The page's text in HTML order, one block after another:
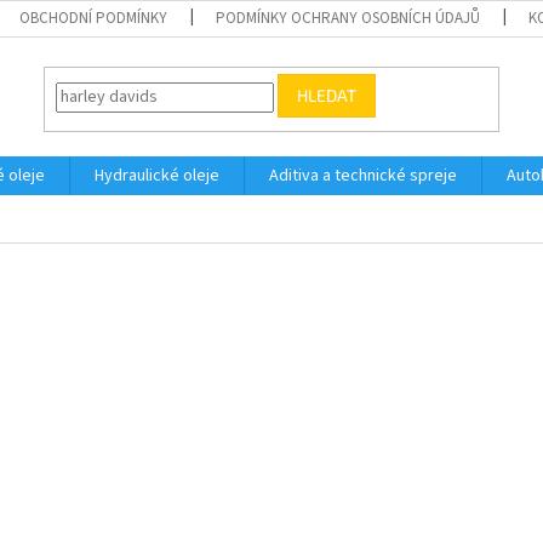
OBCHODNÍ PODMÍNKY PODMÍNKY OCHRANY OSOBNÍCH ÚDAJŮ
HLEDAT
oleje Hydraulické oleje Aditiva a technické spreje